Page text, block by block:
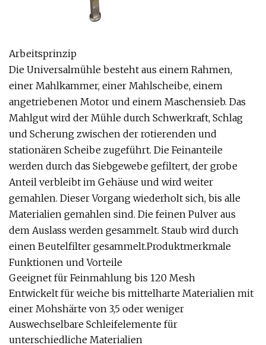
Arbeitsprinzip
Die Universalmühle besteht aus einem Rahmen,
einer Mahlkammer, einer Mahlscheibe, einem
angetriebenen Motor und einem Maschensieb. Das
Mahlgut wird der Mühle durch Schwerkraft, Schlag
und Scherung zwischen der rotierenden und
stationären Scheibe zugeführt. Die Feinanteile
werden durch das Siebgewebe gefiltert, der grobe
Anteil verbleibt im Gehäuse und wird weiter
gemahlen. Dieser Vorgang wiederholt sich, bis alle
Materialien gemahlen sind. Die feinen Pulver aus
dem Auslass werden gesammelt. Staub wird durch
einen Beutelfilter gesammelt.Produktmerkmale
Funktionen und Vorteile
Geeignet für Feinmahlung bis 120 Mesh
Entwickelt für weiche bis mittelharte Materialien mit
einer Mohshärte von 3,5 oder weniger
Auswechselbare Schleifelemente für
unterschiedliche Materialien